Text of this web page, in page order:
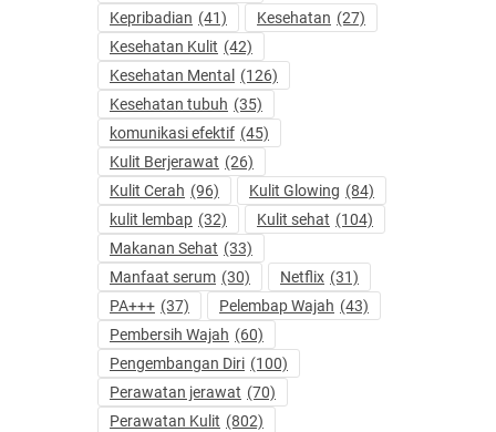
Kepribadian (41) Kesehatan (27)
Kesehatan Kulit (42)
Kesehatan Mental
(126)
Kesehatan tubuh (35)
komunikasi efektif (45)
Kulit Berjerawat (26)
Kulit Cerah (96) Kulit Glowing (84)
kulit lembap (32) Kulit sehat (104)
Makanan Sehat (33)
Manfaat serum (30) Netflix (31)
PA+++ (37) Pelembap Wajah (43)
Pembersih Wajah (60)
Pengembangan Diri (100)
Perawatan jerawat (70)
Perawatan Kulit (802)